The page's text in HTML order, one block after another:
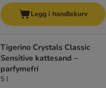
Legg i handlekurv
Tigerino Crystals Classic
Sensitive kattesand –
parfymefri
5 l